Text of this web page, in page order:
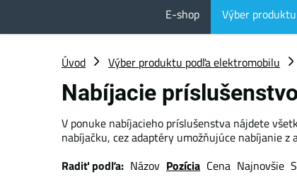
E-shop Výber
Úvod Výber produktu podľa elektromobilu
Nabíjacie
V ponuke nabíjacieho príslušenstva nájdete
nabíjačku, cez adaptéry umožňujúce nabíjanie
Radiť podľa: Názov Pozícia Cena Najnovšie